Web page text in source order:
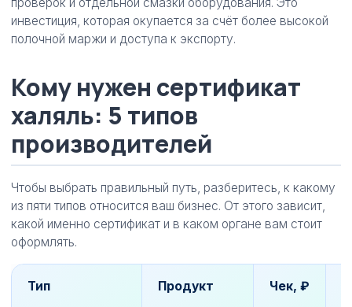
инвестиция, которая окупается за счёт более высокой
полочной маржи и доступа к экспорту.
Кому нужен сертификат
халяль: 5 типов
производителей
Чтобы выбрать правильный путь, разберитесь, к какому
из пяти типов относится ваш бизнес. От этого зависит,
какой именно сертификат и в каком органе вам стоит
оформлять.
Тип Продукт Чек, ₽